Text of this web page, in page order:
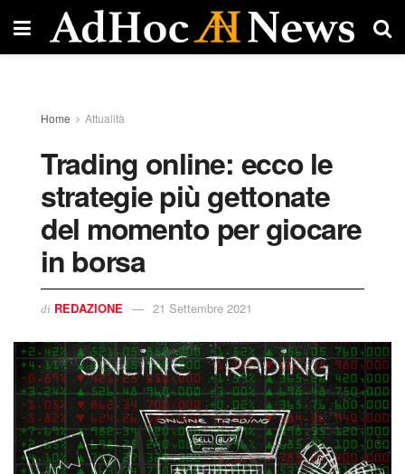
Home Attualità
Trading online: ecco le
strategie più gettonate
del momento per giocare
in borsa
di REDAZIONE 21 Settembre 2021